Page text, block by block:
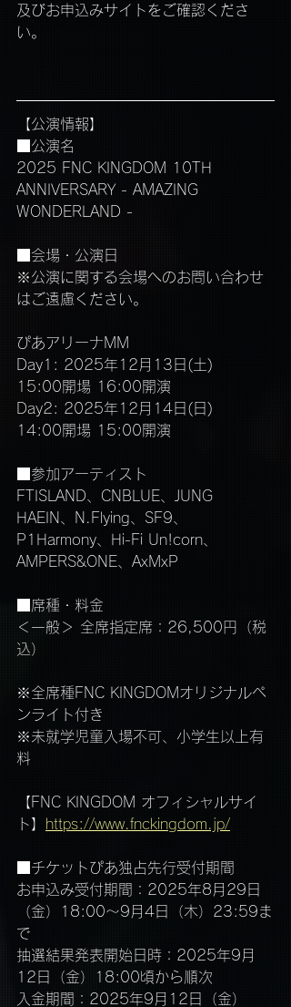
及びお申込みサイトをご確認くださ
い。
【公演情報】
■公演名
2025 FNC KINGDOM 10TH
ANNIVERSARY - AMAZING
WONDERLAND -
■会場・公演日
※公演に関する会場へのお問い合わせ
はご遠慮ください。
ぴあアリーナMM
Day1: 2025年12月13日(土)
15:00開場 16:00開演
Day2: 2025年12月14日(日)
14:00開場 15:00開演
■参加アーティスト
FTISLAND、CNBLUE、JUNG
HAEIN、N.Flying、SF9、
P1Harmony、Hi-Fi Un!corn、
AMPERS&ONE、AxMxP
■席種・料金
＜一般＞ 全席指定席：26,500円（税
込）
※全席種FNC KINGDOMオリジナルペ
ンライト付き
※未就学児童入場不可、小学生以上有
料
【FNC KINGDOM オフィシャルサイ
ト】
https://www.fnckingdom.jp/
■チケットぴあ独占先行受付期間
お申込み受付期間：2025年8月29日
（金）18:00～9月4日（木）23:59ま
で
抽選結果発表開始日時：2025年9月
12日（金）18:00頃から順次
入金期間：2025年9月12日（金）